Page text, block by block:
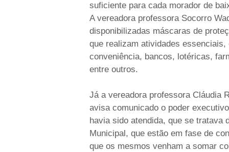
suficiente para cada morador de
A vereadora professora Socorro
disponibilizadas máscaras de
que realizam atividades
conveniência, bancos, lotéricas,
entre outros.
Já a vereadora professora Cláudia
avisa comunicado o poder
havia sido atendida, que se tratava
Municipal, que estão em fase de
que os mesmos venham a somar